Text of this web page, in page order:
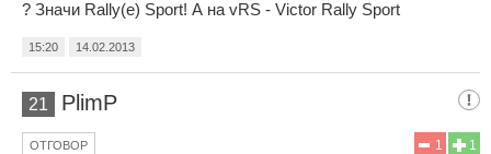
? Значи Rally(е) Sport! А на vRS - Victor Rally Sport
15:20 14.02.2013
21 PlimP
1
1
ОТГОВОР